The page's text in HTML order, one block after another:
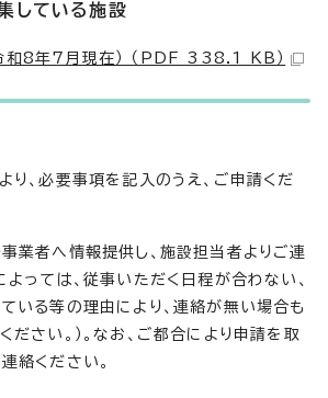
している施設
和8年7月現在） （PDF 338.1 KB）
り、必要事項を記入のうえ、ご申請くだ
業者へ情報提供し、施設担当者よりご連
よっては、従事いただく日程が合わない、
いる等の理由により、連絡が無い場合も
ださい。）。なお、ご都合により申請を取
絡ください。